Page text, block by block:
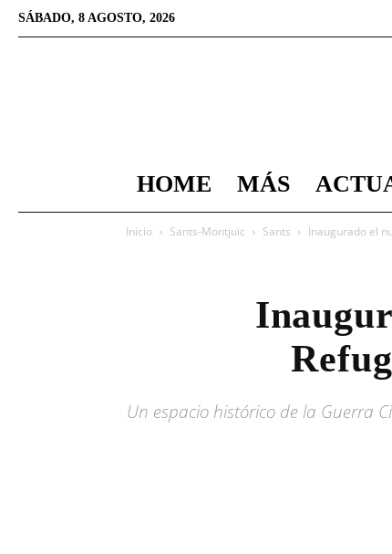
SÁBADO, 8 AGOSTO, 2026
HOME MÁS
Inicio Sants-Montjuïc Sants Inaugurado el
Un espacio histórico de la Guerra